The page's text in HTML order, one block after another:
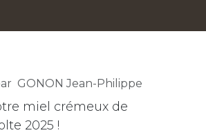
GONON Jean-Philippe
miel crémeux de
2025 !